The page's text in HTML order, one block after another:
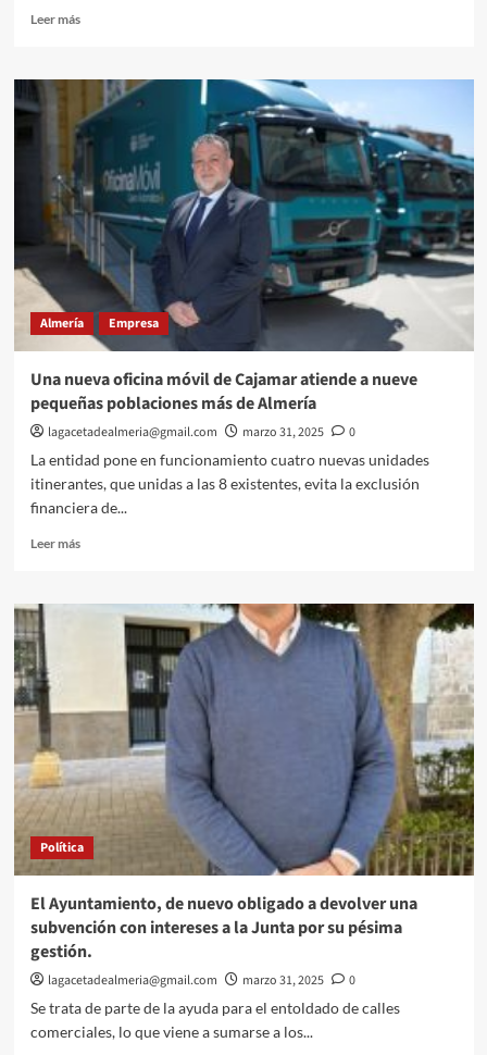
Leer másLeer
La
Junta
invierte
más
de
1
millón
euros
en
Almería
través
grupos
de
desarrollo
Almería Empresa
Una nueva oficina móvil de Cajamar atiende a nueve
pequeñas poblaciones más de Almería
lagacetadealmeria@gmail.com marzo 31, 2025
0
La entidad pone en funcionamiento cuatro nuevas unidades
itinerantes, que unidas a las 8 existentes, evita la exclusión
financiera de...
Leer másLeer
Una
Cajamar
atiende
nueve
pequeñas
poblaciones
de
Almería
Política
El Ayuntamiento, de nuevo obligado a devolver una
subvención con intereses a la Junta por su pésima
gestión.
lagacetadealmeria@gmail.com marzo 31, 2025
0
Se trata de parte de la ayuda para el entoldado de calles
comerciales, lo que viene a sumarse a los...